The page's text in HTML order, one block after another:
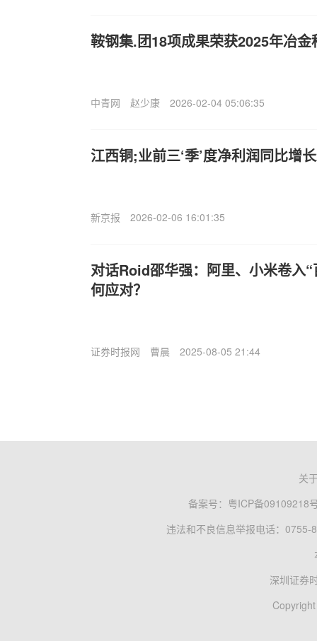
鞍钢集.团18项成果荣获2025年冶金
中青网 赵少康 2026-02-04 05:06:35
江西铜;业前三‘季’度净利润同比增
新京报 2026-02-06 16:01:35
对话Roid邵华强：阿里、小米卷入
何应对？
证券时报网 曹晨 2025-08-05 21:44
关
备案号： 粤ICP备09109218
违法和不良信息举报电话：0755-
深圳证券